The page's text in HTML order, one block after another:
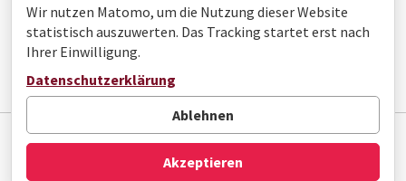
Impressum Datenschutz
Barrierefreiheit
© Gottfried Wilhelm Leibniz Bibliothek
Wir nutzen Matomo, um die Nutzung dieser Website
statistisch auszuwerten. Das Tracking startet erst nach
Ihrer Einwilligung.
Datenschutzerklärung
Ablehnen
Akzeptieren